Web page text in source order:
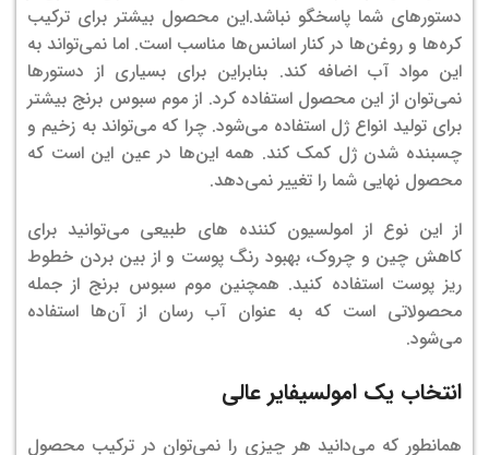
دستور‌های شما پاسخگو نباشد.این محصول بیشتر برای ترکیب
کره‌ها و روغن‌ها در کنار اسانس‌ها مناسب است. اما نمی‌تواند به
این مواد آب اضافه کند. بنابراین برای بسیاری از دستورها
نمی‌توان از این محصول استفاده کرد. از موم سبوس برنج بیشتر
برای تولید انواع ژل استفاده می‌شود. چرا که می‌تواند به زخیم و
چسبنده شدن ژل کمک کند. همه این‌ها در عین این است که
محصول نهایی شما را تغییر نمی‌دهد.
از این نوع از امولسیون کننده‌ های طبیعی می‌توانید برای
کاهش چین و چروک، بهبود رنگ پوست و از بین بردن خطوط
ریز پوست استفاده کنید. همچنین موم سبوس برنج از جمله
محصولاتی است که به عنوان آب رسان از آن‌ها استفاده
می‌شود.
انتخاب یک امولسیفایر عالی
همانطور که می‌دانید هر چیزی را نمی‌توان در ترکیب محصول